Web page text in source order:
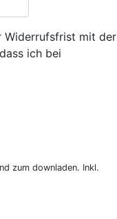
Widerrufsfrist mit der
ich bei
zum downladen. Inkl.